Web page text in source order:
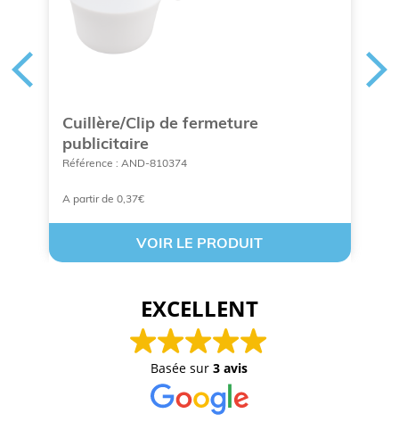
Cuillère/Clip de fermeture
publicitaire
Référence : AND-810374
A partir de 0,37€
VOIR LE PRODUIT
EXCELLENT
Basée sur3 avis